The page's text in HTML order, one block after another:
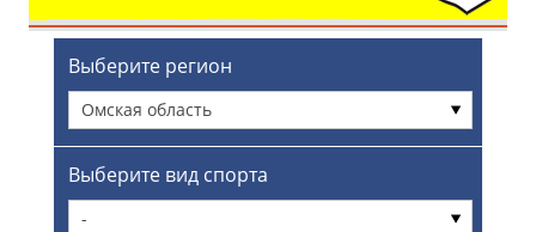
Выберите регион
Омская область
Выберите вид спорта
-